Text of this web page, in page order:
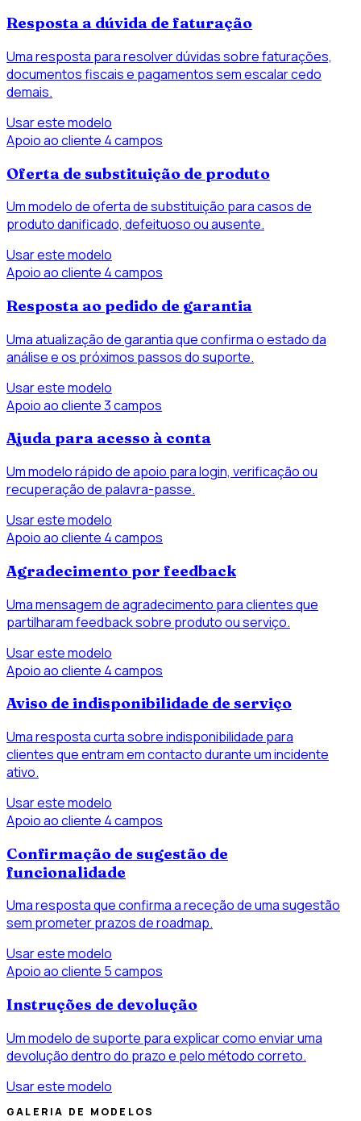
Resposta a dúvida de faturação
Uma resposta para resolver dúvidas sobre faturações,
documentos fiscais e pagamentos sem escalar cedo
demais.
Usar este modelo
Apoio ao cliente 4 campos
Oferta de substituição de produto
Um modelo de oferta de substituição para casos de
produto danificado, defeituoso ou ausente.
Usar este modelo
Apoio ao cliente 4 campos
Resposta ao pedido de garantia
Uma atualização de garantia que confirma o estado da
análise e os próximos passos do suporte.
Usar este modelo
Apoio ao cliente3 campos
Ajuda para acesso à conta
Um modelo rápido de apoio para login, verificação ou
recuperação de palavra-passe.
Usar este modelo
Apoio ao cliente 4 campos
Agradecimento por feedback
Uma mensagem de agradecimento para clientes que
partilharam feedback sobre produto ou serviço.
Usar este modelo
Apoio ao cliente 4 campos
Aviso de indisponibilidade de serviço
Uma resposta curta sobre indisponibilidade para
clientes que entram em contacto durante um incidente
ativo.
Usar este modelo
Apoio ao cliente 4 campos
Confirmação de sugestão de
funcionalidade
Uma resposta que confirma a receção de uma sugestão
sem prometer prazos de roadmap.
Usar este modelo
Apoio ao cliente 5 campos
Instruções de devolução
Um modelo de suporte para explicar como enviar uma
devolução dentro do prazo e pelo método correto.
Usar este modelo
GALERIA DE MODELOS